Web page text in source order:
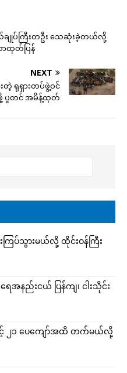
ချုပ်ကြီးတဦး သေဆုံးခဲ့တယ်လို့
ာထုတ်ပြန်
NEXT
ရုရှားတပ်ဖွဲ့ဝင်
ပူတင် အမိန့်ထုတ်
ြပ်သွားမယ်လို့ ထိုင်းဝန်ကြီး
အနည်းငယ် ပြန်ကျ၊ ငါးသိုင်း
င့် ၂၁ ပေကျော်အထိ တက်မယ်လို့